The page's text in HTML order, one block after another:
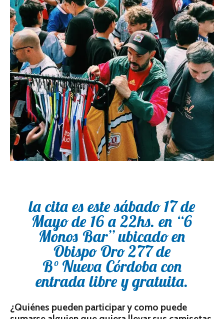
la cita es este sábado 17 de
Mayo de 16 a 22hs. en “6
Monos Bar” ubicado en
Obispo Oro 277 de
B° Nueva Córdoba con
entrada libre y gratuita.
¿Quiénes pueden participar y como puede